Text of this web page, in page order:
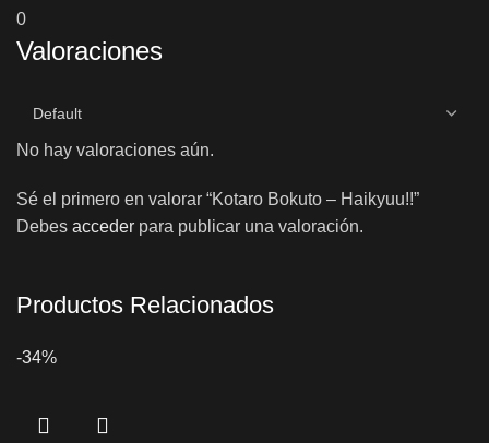
0
Valoraciones
No hay valoraciones aún.
Sé el primero en valorar “Kotaro Bokuto – Haikyuu!!”
Debes acceder para publicar una valoración.
Productos Relacionados
-34%